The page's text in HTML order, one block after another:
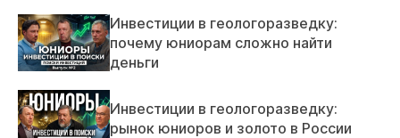
Инвестиции в геологоразведку:
почему юниорам сложно найти
деньги
Инвестиции в геологоразведку:
рынок юниоров и золото в России